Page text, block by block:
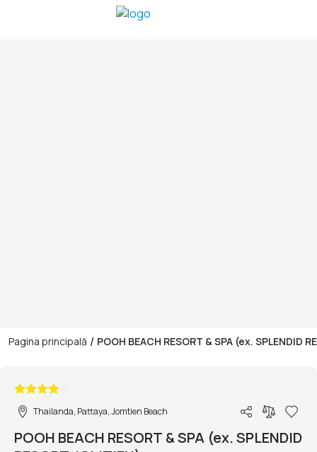
Pagina principală / POOH BEACH RESORT & SPA (ex. SPLENDID
Thailanda, Pattaya, Jomtien Beach
POOH BEACH RESORT & SPA (ex. SPLENDID